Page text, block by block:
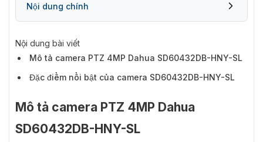
Nội dung chính
Nội dung bài viết
Mô tả camera PTZ 4MP Dahua SD60432DB-HNY-SL
Đặc điểm nổi bật của camera SD60432DB-HNY-SL
Mô tả camera PTZ 4MP Dahua
SD60432DB-HNY-SL